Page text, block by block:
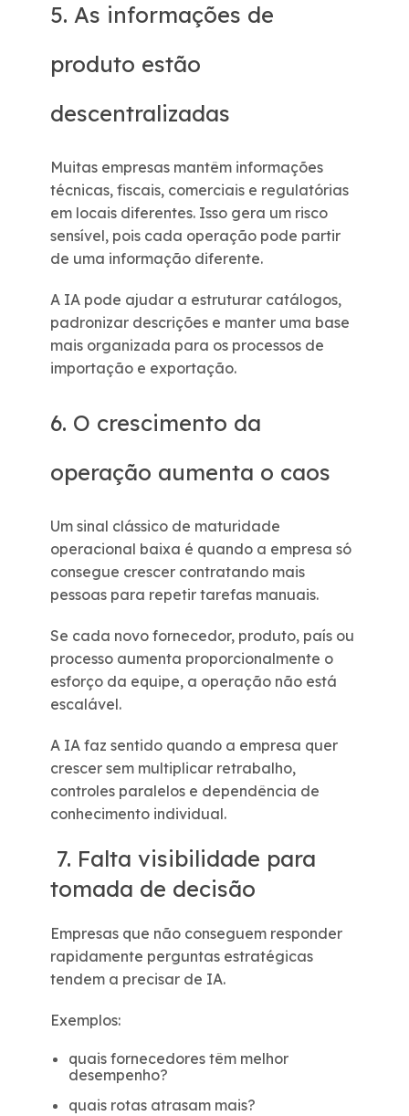
5. As informações de
produto estão
descentralizadas
Muitas empresas mantêm informações
técnicas, fiscais, comerciais e regulatórias
em locais diferentes. Isso gera um risco
sensível, pois cada operação pode partir
de uma informação diferente.
A IA pode ajudar a estruturar catálogos,
padronizar descrições e manter uma base
mais organizada para os processos de
importação e exportação.
6. O crescimento da
operação aumenta o caos
Um sinal clássico de maturidade
operacional baixa é quando a empresa só
consegue crescer contratando mais
pessoas para repetir tarefas manuais.
Se cada novo fornecedor, produto, país ou
processo aumenta proporcionalmente o
esforço da equipe, a operação não está
escalável.
A IA faz sentido quando a empresa quer
crescer sem multiplicar retrabalho,
controles paralelos e dependência de
conhecimento individual.
7. Falta visibilidade para
tomada de decisão
Empresas que não conseguem responder
rapidamente perguntas estratégicas
tendem a precisar de IA.
Exemplos:
quais fornecedores têm melhor
desempenho?
quais rotas atrasam mais?